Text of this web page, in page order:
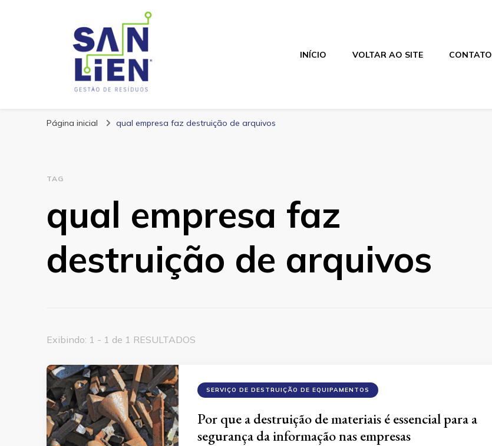
San Lien
INÍCIO VOLTAR AO SITE CONTATO
Página inicial qual empresa faz destruição de arquivos
TAG
qual empresa faz
destruição de arquivos
Exibindo: 1 - 1 de 1 RESULTADOS
SERVIÇO DE DESTRUIÇÃO DE EQUIPAMENTOS
Por que a destruição de materiais é essencial para a
segurança da informação nas empresas